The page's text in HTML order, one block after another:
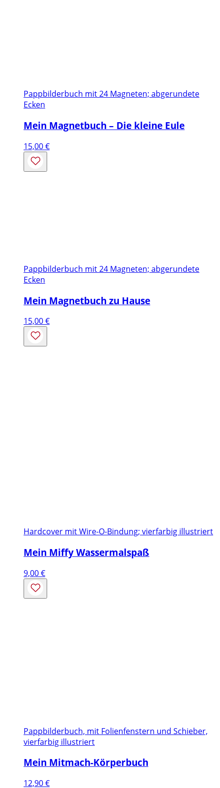
Pappbilderbuch mit 24 Magneten; abgerundete
Ecken
Mein Magnetbuch – Die kleine Eule
15,00€
Pappbilderbuch mit 24 Magneten; abgerundete
Ecken
Mein Magnetbuch zu Hause
15,00€
Hardcover mit Wire-O-Bindung; vierfarbig illustriert
Mein Miffy Wassermalspaß
9,00€
Pappbilderbuch, mit Folienfenstern und Schieber,
vierfarbig illustriert
Mein Mitmach-Körperbuch
12,90€